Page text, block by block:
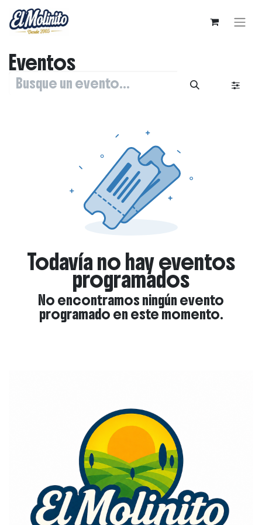
Eventos
Todavía no hay eventos
programados
No encontramos ningún evento
programado en este momento.